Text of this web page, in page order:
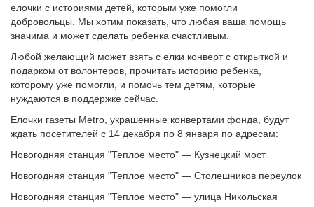
елочки с историями детей, которым уже помогли
добровольцы. Мы хотим показать, что любая ваша помощь
значима и может сделать ребенка счастливым.
Любой желающий может взять с елки конверт с открыткой и
подарком от волонтеров, прочитать историю ребенка,
которому уже помогли, и помочь тем детям, которые
нуждаются в поддержке сейчас.
Елочки газеты Metro, украшенные конвертами фонда, будут
ждать посетителей с 14 декабря по 8 января по адресам:
Новогодняя станция "Теплое место" — Кузнецкий мост
Новогодняя станция "Теплое место" — Столешников переулок
Новогодняя станция "Теплое место" — улица Никольская